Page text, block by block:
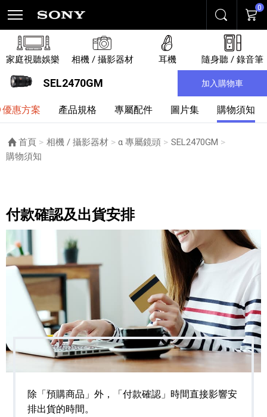
搜尋 購物
0
家庭視聽娛樂 相機 / 攝影器材 耳機 隨身聽 / 錄音筆
SEL2470GM 加入購物車
優惠方案 產品規格 專屬配件 圖片集 購物須知
首頁 相機 / 攝影器材 α 專屬鏡頭
SEL2470GM
目前頁面：
購物須知
付款確認及出貨安排
除「預購商品」外，「付款確認」時間直接影響安
排出貨的時間。